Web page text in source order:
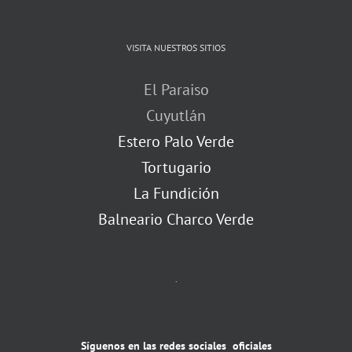
VISITA NUESTROS SITIOS
El Paraiso
Cuyutlán
Estero Palo Verde
Tortugario
La Fundición
Balneario Charco Verde
.
Síguenos en las redes sociales oficiales